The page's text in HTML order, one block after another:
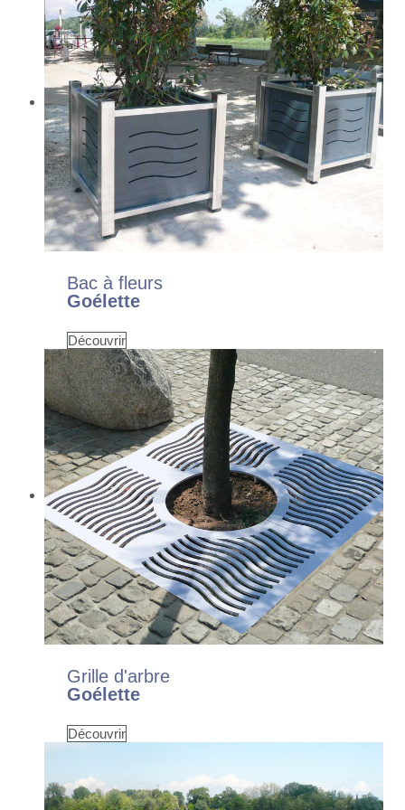
Bac à fleurs
Goélette
Découvrir
Grille d'arbre
Goélette
Découvrir